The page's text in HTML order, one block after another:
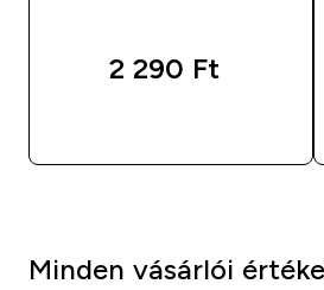
2 290 Ft‎
Minden vásárlói